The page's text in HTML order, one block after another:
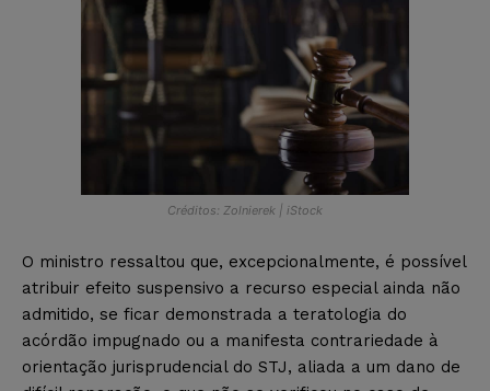
Créditos: Zolnierek | iStock
O ministro ressaltou que, excepcionalmente, é possível
atribuir efeito suspensivo a recurso especial ainda não
admitido, se ficar demonstrada a teratologia do
acórdão impugnado ou a manifesta contrariedade à
orientação jurisprudencial do STJ, aliada a um dano de